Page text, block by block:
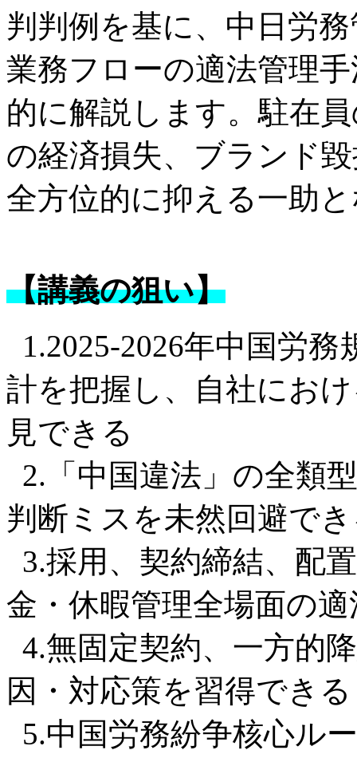
判判例を基に、中日労
業務フローの適法管理
的に解説します。駐在
の経済損失、ブランド
全方位的に抑える一助
【講義の狙い】
1.2025-2026年中国労
計を把握し、自社にお
見できる
2.「中国違法」の全類
判断ミスを未然回避で
3.採用、契約締結、配
金・休暇管理全場面の
4.無固定契約、一方的
因・対応策を習得できる
5.中国労務紛争核心ル